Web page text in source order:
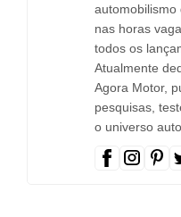
automobilismo
nas horas
todos os
Atualmente
Agora Motor,
pesquisas,
o universo